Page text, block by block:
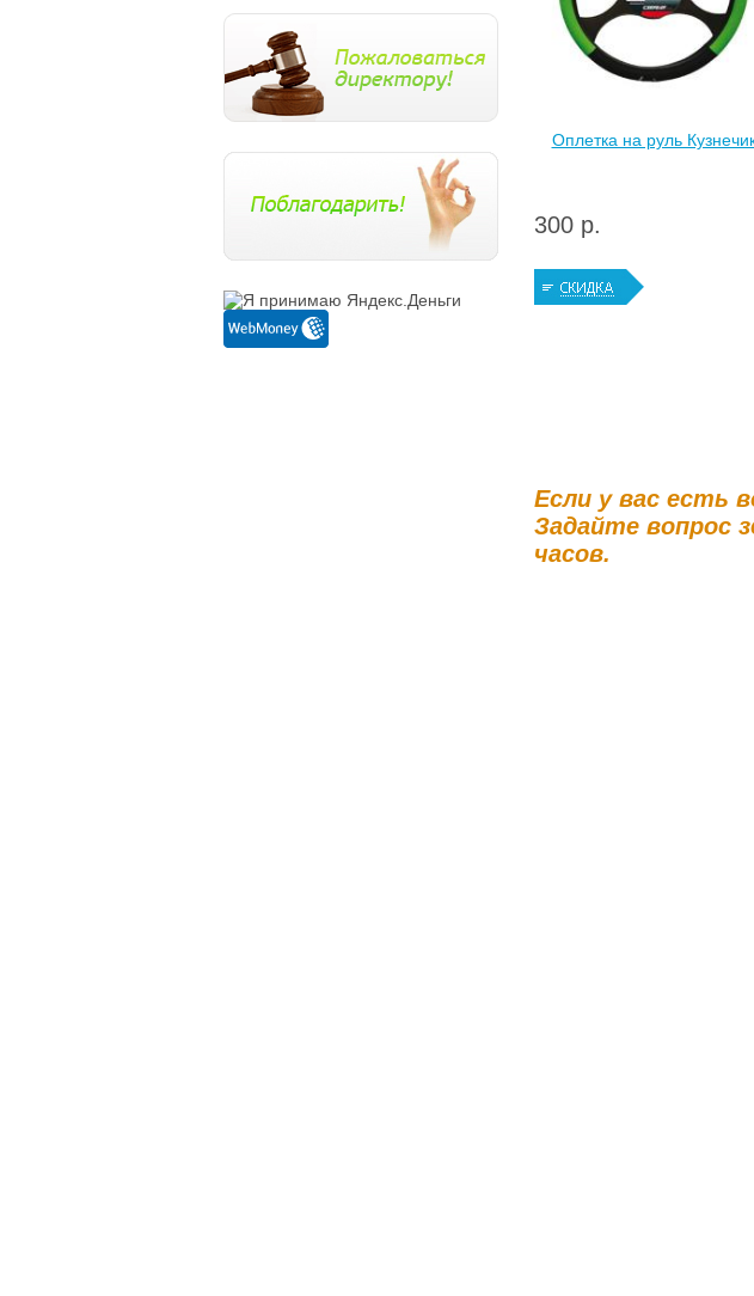
Оплетка на руль
300 р.
Если у вас есть
Задайте вопрос
часов.